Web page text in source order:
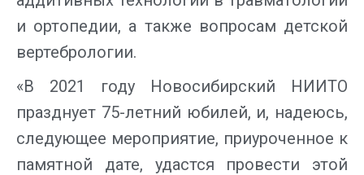
и ортопедии, а также вопросам детской
вертебрологии.
«В 2021 году Новосибирский НИИТО
празднует 75-летний юбилей, и, надеюсь,
следующее мероприятие, приуроченное к
памятной дате, удастся провести этой